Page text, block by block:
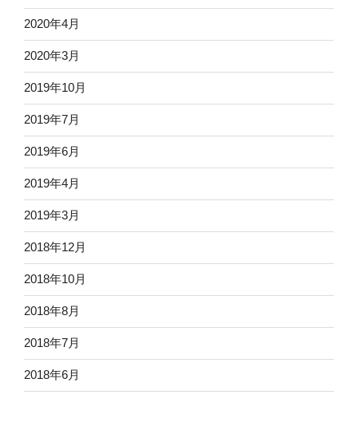
2020年4月
2020年3月
2019年10月
2019年7月
2019年6月
2019年4月
2019年3月
2018年12月
2018年10月
2018年8月
2018年7月
2018年6月